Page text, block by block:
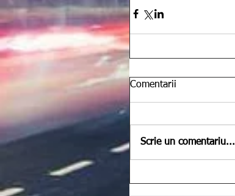
Comentarii
Scrie un comentariu...